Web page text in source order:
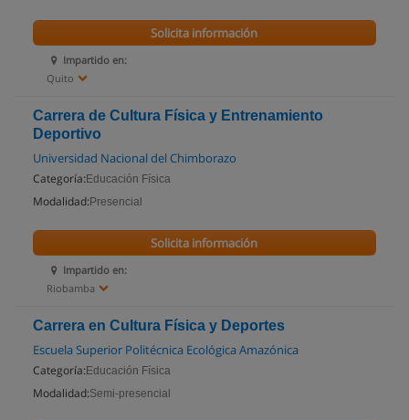
Impartido en:
Quito
Solicita información
Carrera de Cultura Física y Entrenamiento
Deportivo
Universidad Nacional del Chimborazo
Categoría: Educación Física
Modalidad: Presencial
Impartido en:
Riobamba
Solicita información
Carrera en Cultura Física y Deportes
Escuela Superior Politécnica Ecológica Amazónica
Categoría: Educación Física
Modalidad:Semi-presencial